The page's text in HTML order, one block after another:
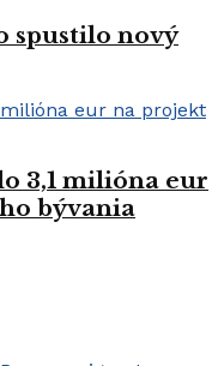
spustilo nový
3,1 milióna eur
bývania